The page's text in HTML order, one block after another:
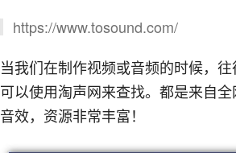
https://www.tosound.com/
当我们在制作视频或音频的时候，
可以使用淘声网来查找。都是来自
音效，资源非常丰富！